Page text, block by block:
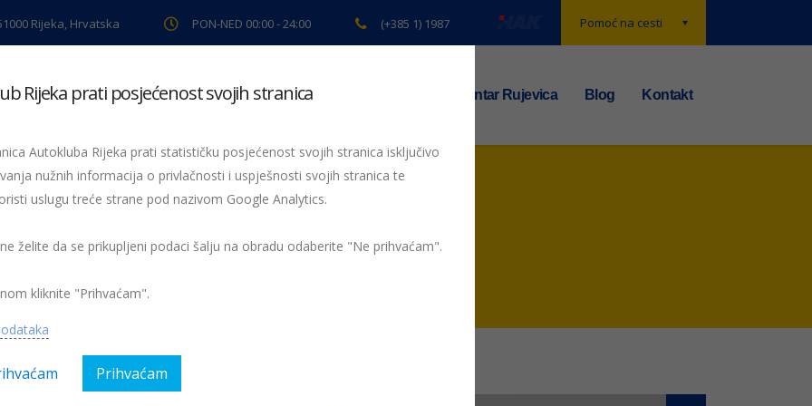
Pomoć na cesti
Rijeka, Hrvatska PON-NED 00:00 - 24:00 (+385 1) 1987
pregled Pomoć na cesti Servis Preventiva TS centar Rujevica Blog Kontakt
VIDI i KLIKNI
Rijeka prati posjećenost svojih stranica
Autokluba Rijeka prati statističku posjećenost svojih stranica isključivo
nužnih informacija o privlačnosti i uspješnosti svojih stranica te
uslugu treće strane pod nazivom Google Analytics.
želite da se prikupljeni podaci šalju na obradu odaberite "Ne prihvaćam".
kliknite "Prihvaćam".
Prihvaćam